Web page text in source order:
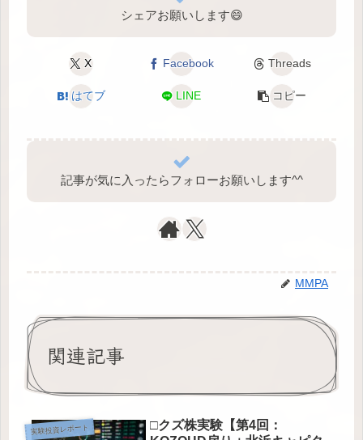
シェアお願いします😄
X Facebook Threads
はてブ LINE コピー
記事が気に入ったらフォローお願いします^⁠^⁠
MMPA
関連記事
実験投資レポート
□クズ株実験【第4回：